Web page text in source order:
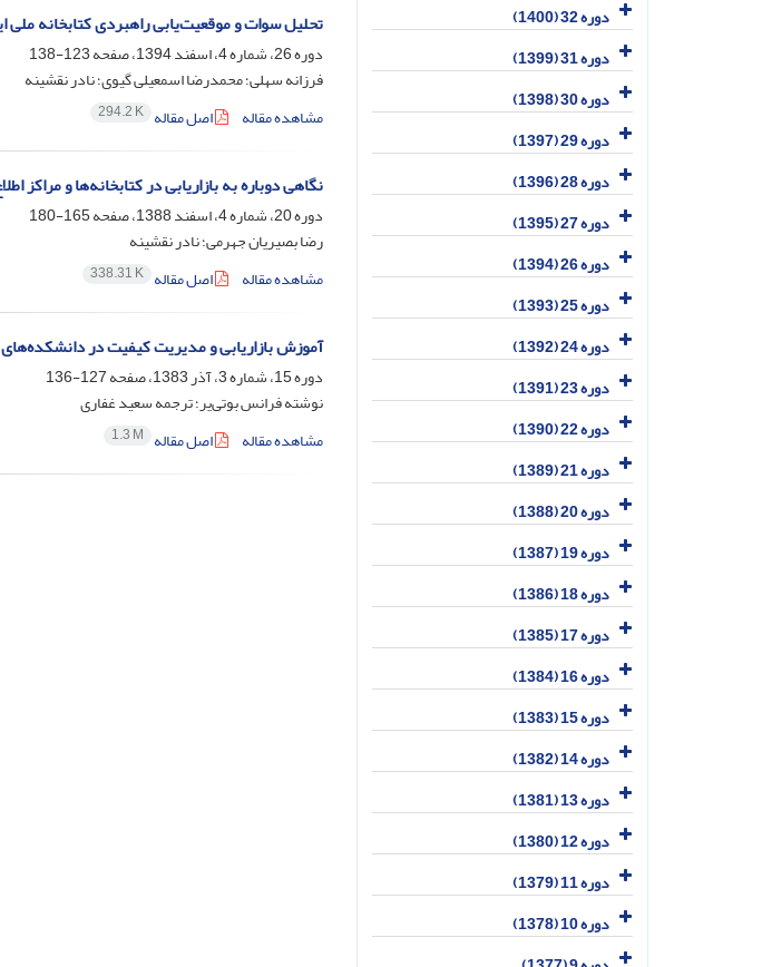
تحلیل سوات و موقعیت‌یابی راهبردی کتابخانه ملی
دوره 26، شماره 4، اسفند 1394، صفحه
123-138
فرزانه سهلی؛ محمدرضا اسمعیلی گیوی؛ نادر نقشینه
مشاهده مقاله
اصل مقاله 294.2 K
نگاهی دوباره به بازاریابی در کتابخانه‌ها و
دوره 20، شماره 4، اسفند 1388، صفحه
165-180
رضا بصیریان جهرمی؛ نادر نقشینه
مشاهده مقاله
اصل مقاله 338.31 K
آموزش بازاریابی و مدیریت کیفیت در دانشکده‌های
دوره 15، شماره 3، آذر 1383، صفحه
127-136
نوشته فرانس بوتی‌یر؛ ترجمه سعید غفاری
مشاهده مقاله
اصل مقاله 1.3 M
دوره 32 (1400)
دوره 31 (1399)
دوره 30 (1398)
دوره 29 (1397)
دوره 28 (1396)
دوره 27 (1395)
دوره 26 (1394)
دوره 25 (1393)
دوره 24 (1392)
دوره 23 (1391)
دوره 22 (1390)
دوره 21 (1389)
دوره 20 (1388)
دوره 19 (1387)
دوره 18 (1386)
دوره 17 (1385)
دوره 16 (1384)
دوره 15 (1383)
دوره 14 (1382)
دوره 13 (1381)
دوره 12 (1380)
دوره 11 (1379)
دوره 10 (1378)